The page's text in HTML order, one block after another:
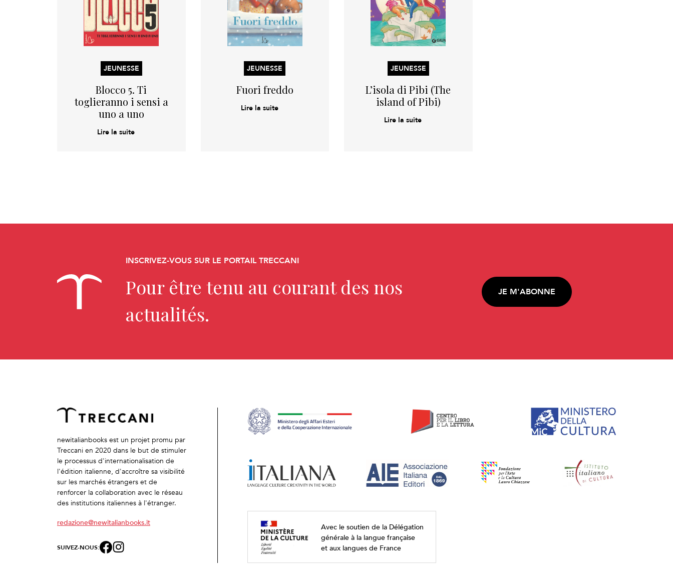
JEUNESSE
Blocco 5. Ti
toglieranno i sensi a
uno a uno
Lire la suite
JEUNESSE
Fuori freddo
Lire la suite
JEUNESSE
L’isola di Pibi (The
island of Pibi)
Lire la suite
INSCRIVEZ-VOUS SUR LE PORTAIL TRECCANI
Pour être tenu au courant des nos
actualités.
JE M'ABONNE
newitalianbooks est un projet promu par
Treccani en 2020 dans le but de stimuler
le processus d'internationalisation de
l'édition italienne, d'accroître sa visibilité
sur les marchés étrangers et de
renforcer la collaboration avec le réseau
des institutions italiennes à l'étranger.
redazione@newitalianbooks.it
SUIVEZ-NOUS:
Avec le soutien de la Délégation
générale à la langue française
et aux langues de France